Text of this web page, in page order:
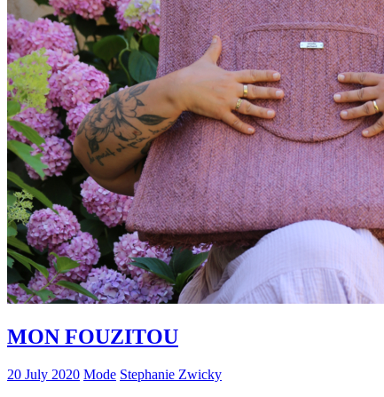
MON FOUZITOU
20 July 2020 Mode Stephanie Zwicky